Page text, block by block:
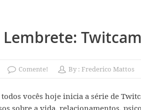
Lembrete:
Comente! By : Frederico Mattos
vocês hoje inicia a série de